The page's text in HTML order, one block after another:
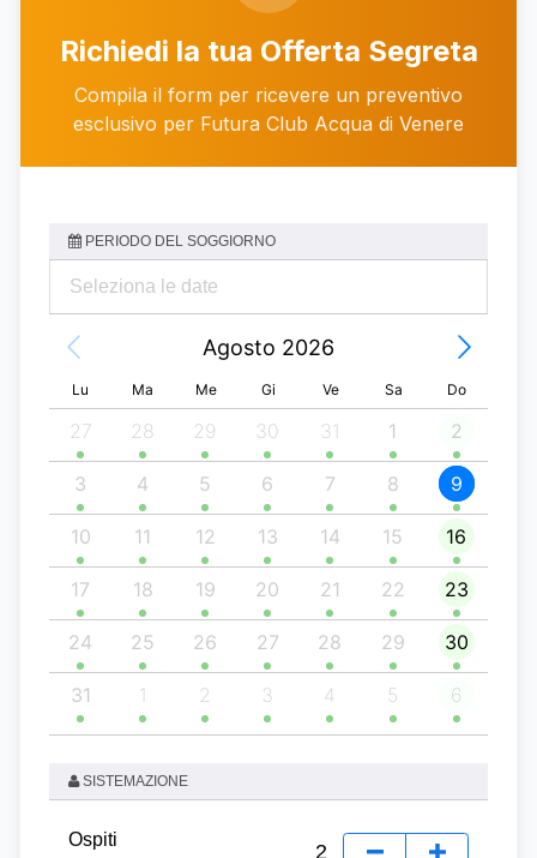
Richiedi la tua Offerta Segreta
Compila il form per ricevere un preventivo
esclusivo per Futura Club Acqua di Venere